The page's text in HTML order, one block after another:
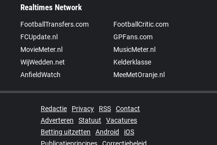
Realtimes Network
FootballTransfers.com
FootballCritic.com
FCUpdate.nl
GPFans.com
MovieMeter.nl
MusicMeter.nl
WijWedden.net
Kelderklasse
AnfieldWatch
MeeMetOranje.nl
Redactie Privacy RSS
Contact
Adverteren
Statuut
Vacatures
Betting uitzetten
Android
iOS